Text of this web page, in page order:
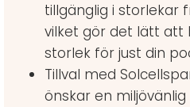
tillgänglig i storlekar
vilket gör det lätt att
storlek för just din
Tillval med
önskar en